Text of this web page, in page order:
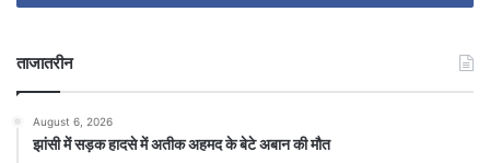
ताजातरीन
August 6, 2026
झांसी में सड़क हादसे में अतीक अहमद के बेटे अबान की मौत